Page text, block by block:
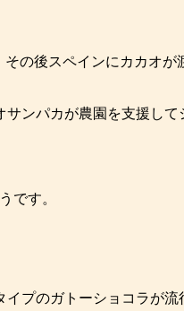
の後スペインにカカオが
ンパカが農園を支援し
です。
プのガトーショコラが